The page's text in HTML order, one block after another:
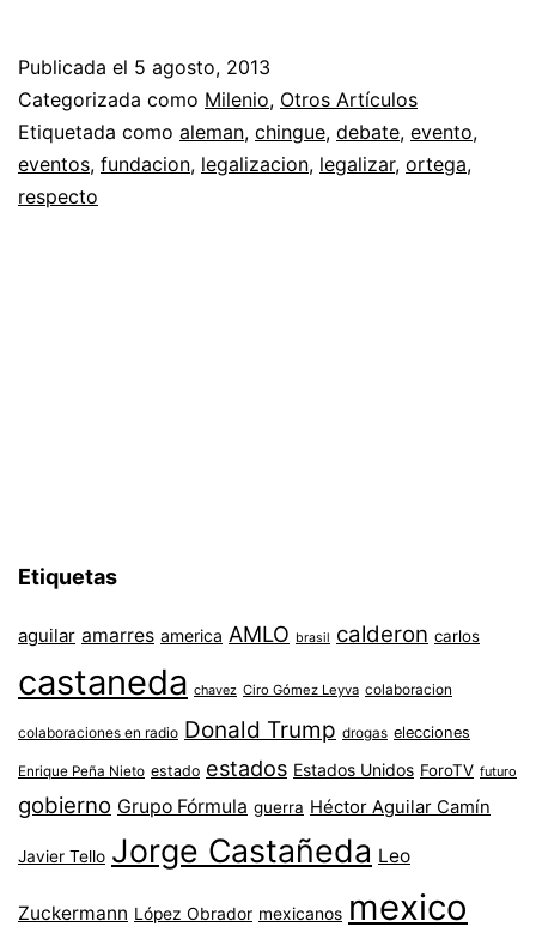
Publicada el 5 agosto, 2013
Categorizada como Milenio, Otros Artículos
Etiquetada como aleman, chingue, debate, evento,
eventos, fundacion, legalizacion, legalizar, ortega,
respecto
Etiquetas
aguilar amarres america AMLO brasil calderon carlos
castaneda chavez Ciro Gómez Leyva colaboracion
colaboraciones en radio Donald Trump drogas elecciones
Enrique Peña Nieto estado estados Estados Unidos ForoTV futuro
gobierno Grupo Fórmula guerra Héctor Aguilar Camín
Javier Tello Jorge Castañeda Leo
Zuckermann López Obrador mexicanos mexico